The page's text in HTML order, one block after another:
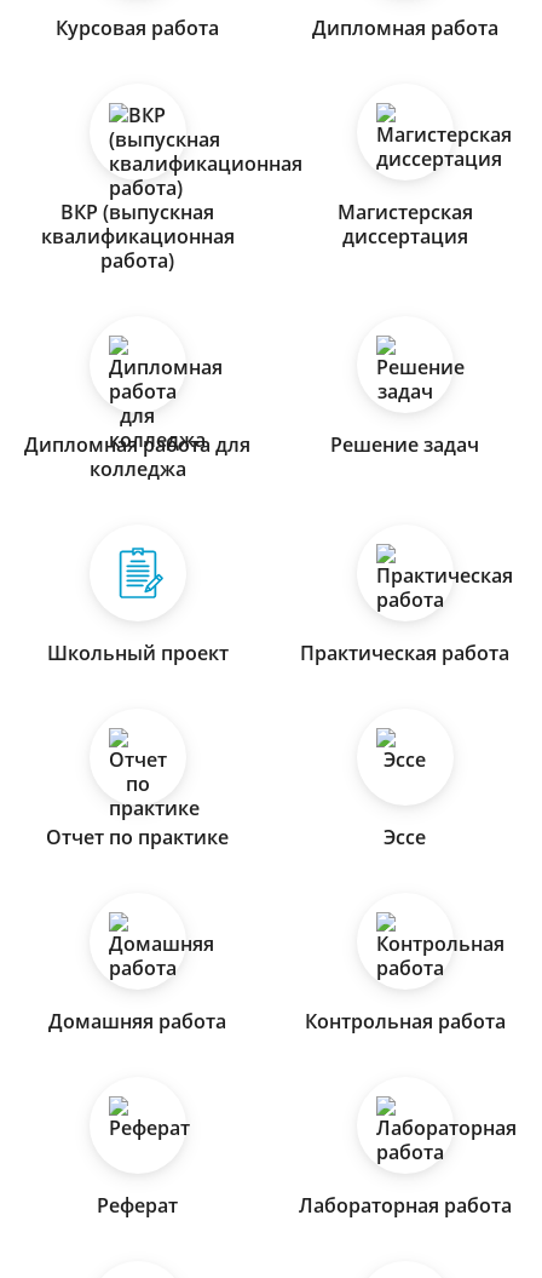
Курсовая работа Дипломная работа
ВКР (выпускная
квалификационная
работа)
Магистерская
диссертация
Дипломная работа для
колледжа
Решение задач
Школьный проект Практическая работа
Отчет по практике Эссе
Домашняя работа Контрольная работа
Реферат Лабораторная работа